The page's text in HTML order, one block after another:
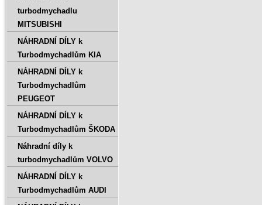
turbodmychadlu
MITSUBISHI
NÁHRADNÍ DÍLY k
Turbodmychadlům KIA
NÁHRADNÍ DÍLY k
Turbodmychadlům
PEUGEOT
NÁHRADNÍ DÍLY k
Turbodmychadlům ŠKODA
Náhradní díly k
turbodmychadlům VOLVO
NÁHRADNÍ DÍLY k
Turbodmychadlům AUDI